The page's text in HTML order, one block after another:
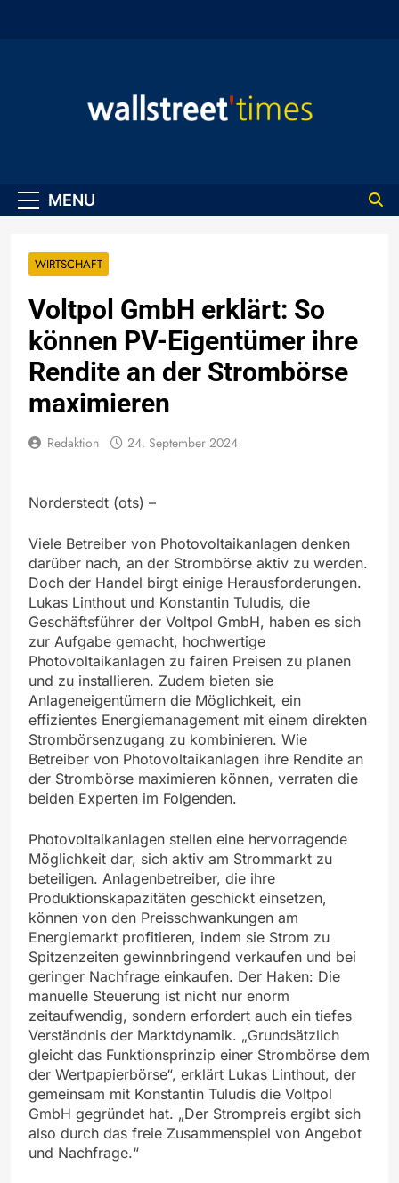
MENU
WIRTSCHAFT
Voltpol GmbH erklärt: So
können PV-Eigentümer ihre
Rendite an der Strombörse
maximieren
Redaktion 24. September 2024
Norderstedt (ots) –
Viele Betreiber von Photovoltaikanlagen denken
darüber nach, an der Strombörse aktiv zu werden.
Doch der Handel birgt einige Herausforderungen.
Lukas Linthout und Konstantin Tuludis, die
Geschäftsführer der Voltpol GmbH, haben es sich
zur Aufgabe gemacht, hochwertige
Photovoltaikanlagen zu fairen Preisen zu planen
und zu installieren. Zudem bieten sie
Anlageneigentümern die Möglichkeit, ein
effizientes Energiemanagement mit einem direkten
Strombörsenzugang zu kombinieren. Wie
Betreiber von Photovoltaikanlagen ihre Rendite an
der Strombörse maximieren können, verraten die
beiden Experten im Folgenden.
Photovoltaikanlagen stellen eine hervorragende
Möglichkeit dar, sich aktiv am Strommarkt zu
beteiligen. Anlagenbetreiber, die ihre
Produktionskapazitäten geschickt einsetzen,
können von den Preisschwankungen am
Energiemarkt profitieren, indem sie Strom zu
Spitzenzeiten gewinnbringend verkaufen und bei
geringer Nachfrage einkaufen. Der Haken: Die
manuelle Steuerung ist nicht nur enorm
zeitaufwendig, sondern erfordert auch ein tiefes
Verständnis der Marktdynamik. „Grundsätzlich
gleicht das Funktionsprinzip einer Strombörse dem
der Wertpapierbörse“, erklärt Lukas Linthout, der
gemeinsam mit Konstantin Tuludis die Voltpol
GmbH gegründet hat. „Der Strompreis ergibt sich
also durch das freie Zusammenspiel von Angebot
und Nachfrage.“